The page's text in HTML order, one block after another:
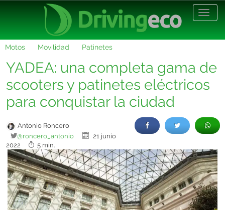
Motos Movilidad Patinetes
YADEA: una completa gama de
scooters y patinetes eléctricos
para conquistar la ciudad
Antonio Roncero
@roncero_antonio
21 junio
2022
5 min.